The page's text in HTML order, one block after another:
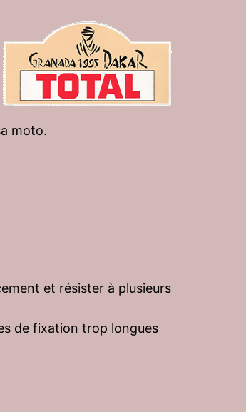
moto.
et résister à plusieurs
de fixation trop longues